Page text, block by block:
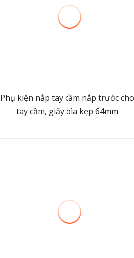
view more
Phụ kiện nắp tay cầm nắp trước cho
tay cầm, giấy bìa kẹp 64mm